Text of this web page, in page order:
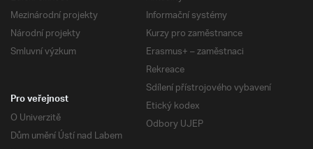
Mezinárodní projekty
Národní projekty
Smluvní výzkum
Informační systémy
Kurzy pro zaměstnance
Erasmus+ – zaměstnaci
Rekreace
Sdílení přístrojového vybavení
Etický kodex
Odbory UJEP
Pro veřejnost
O Univerzitě
Dům umění Ústí nad Labem